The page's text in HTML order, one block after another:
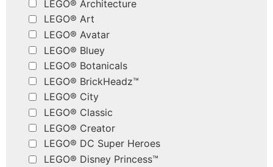
LEGO® Architecture
LEGO® Art
LEGO® Avatar
LEGO® Bluey
LEGO® Botanicals
LEGO® BrickHeadz™
LEGO® City
LEGO® Classic
LEGO® Creator
LEGO® DC Super Heroes
LEGO® Disney Princess™